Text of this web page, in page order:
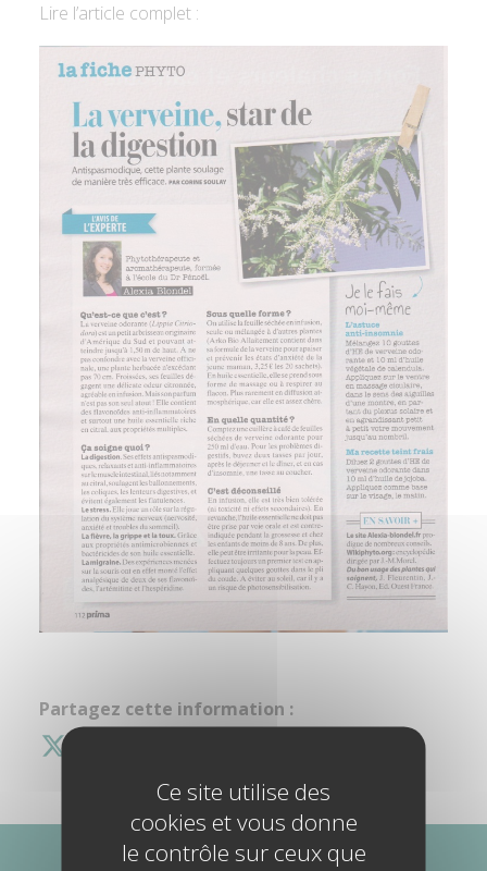
Lire l’article complet :
Partagez cette information :
Ce site utilise des
cookies et vous donne
le contrôle sur ceux que